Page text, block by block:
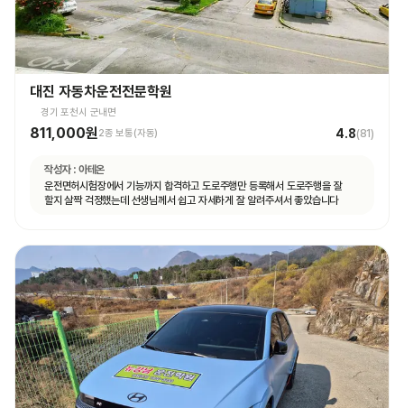
대진 자동차운전전문학원
경기 포천시 군내면
811,000원2종 보통(자동) 4.8(81)
작성자 : 아테온
운전면허시험장에서 기능까지 합격하고 도로주행만 등록해서 도로주행을 잘
할지 살짝 걱정했는데 선생님께서 쉽고 자세하게 잘 알려주셔서 좋았습니다